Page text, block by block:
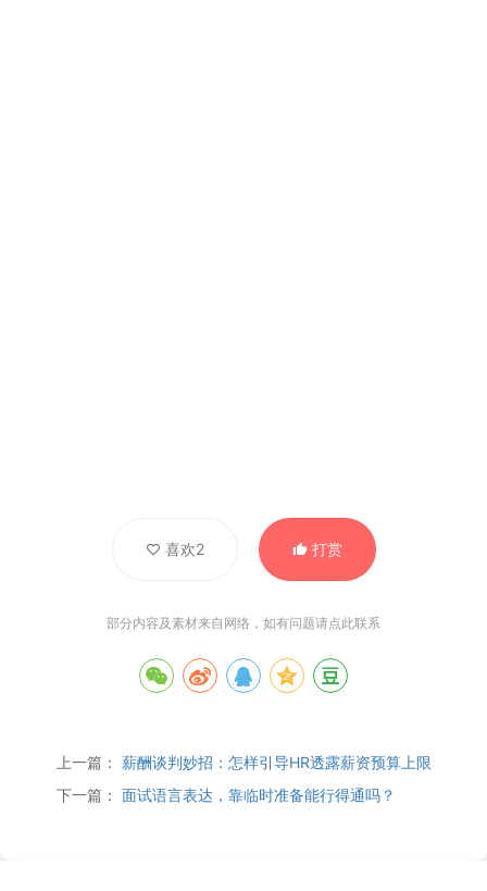
喜欢2 打赏
部分内容及素材来自网络，如有问题请点此联系
上一篇： 薪酬谈判妙招：怎样引导HR透露薪资预算上限
下一篇： 面试语言表达，靠临时准备能行得通吗？